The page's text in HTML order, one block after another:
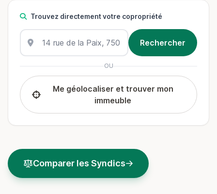
Trouvez directement votre copropriété
OU
Me géolocaliser et trouver mon
immeuble
Comparer les Syndics